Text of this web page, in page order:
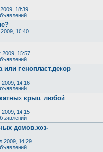
18:39
2009, 10:40
2009, 15:57
или пенопласт.декор
2009, 14:16
крыш любой
2009, 14:15
домов,хоз-
2009, 14:29